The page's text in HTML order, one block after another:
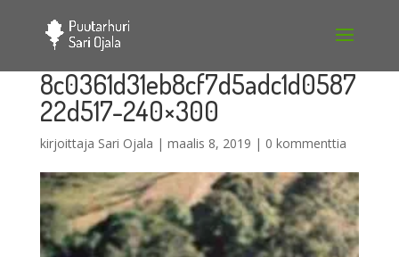
8c0361d31eb8cf7d5adc1d0587
22d517-240×300
kirjoittaja Sari Ojala | maalis 8, 2019 | 0 kommenttia